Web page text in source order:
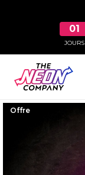
01
JOURS
Offre